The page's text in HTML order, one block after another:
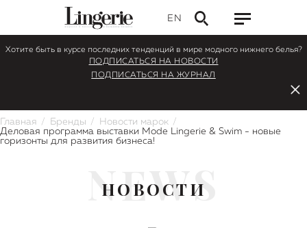
EN
Хотите быть в курсе последних тенденций в мире модного нижнего белья?
ПОДПИСАТЬСЯ НА НОВОСТИ
ПОДПИСАТЬСЯ НА ЖУРНАЛ
Главная Бренды
Новости марок
Деловая программа выставки Mode Lingerie & Swim - новые
горизонты для развития бизнеса!
NEWS
НОВОСТИ